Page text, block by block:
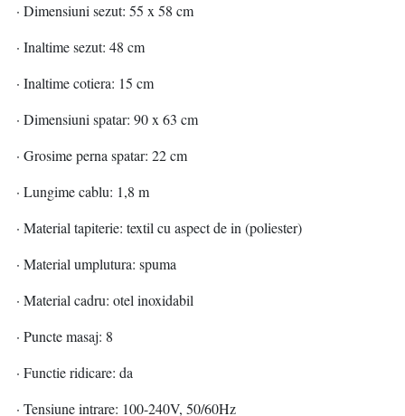
· Dimensiuni sezut: 55 x 58 cm
· Inaltime sezut: 48 cm
· Inaltime cotiera: 15 cm
· Dimensiuni spatar: 90 x 63 cm
· Grosime perna spatar: 22 cm
· Lungime cablu: 1,8 m
· Material tapiterie: textil cu aspect de in (poliester)
· Material umplutura: spuma
· Material cadru: otel inoxidabil
· Puncte masaj: 8
· Functie ridicare: da
· Tensiune intrare: 100-240V, 50/60Hz